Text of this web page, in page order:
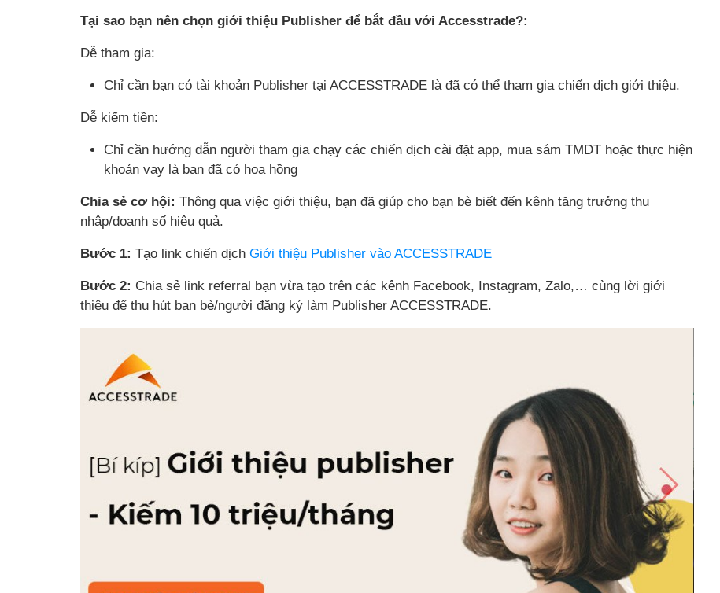
Tại sao bạn nên chọn giới thiệu Publisher để bắt đầu với Accesstrade?:
Dễ tham gia:
Chỉ cần bạn có tài khoản Publisher tại ACCESSTRADE là đã có thể tham gia chiến dịch giới thiệu.
Dễ kiếm tiền:
Chỉ cần hướng dẫn người tham gia chạy các chiến dịch cài đặt app, mua sám TMDT hoặc thực hiện
khoản vay là bạn đã có hoa hồng
Chia sẻ cơ hội: Thông qua việc giới thiệu, bạn đã giúp cho bạn bè biết đến kênh tăng trưởng thu
nhập/doanh số hiệu quả.
Bước 1: Tạo link chiến dịch Giới thiệu Publisher vào ACCESSTRADE
Bước 2: Chia sẻ link referral bạn vừa tạo trên các kênh Facebook, Instagram, Zalo,… cùng lời giới
thiệu để thu hút bạn bè/người đăng ký làm Publisher ACCESSTRADE.